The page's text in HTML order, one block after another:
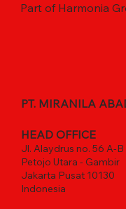
Part of Harmonia
PT. MIRANILA
HEAD OFFICE
Jl. Alaydrus no. 56 A-B
Petojo Utara - Gambir
Jakarta Pusat 10130
Indonesia